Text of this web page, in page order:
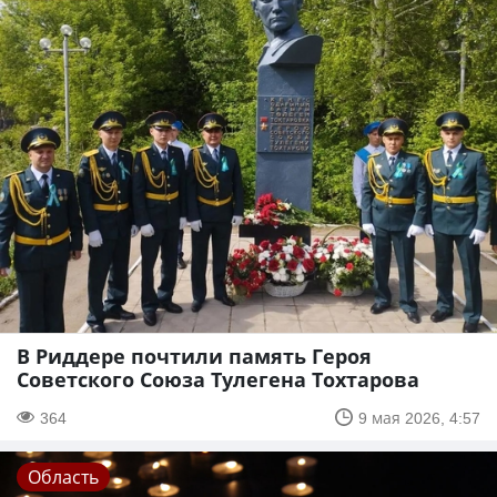
В Риддере почтили память Героя
Советского Союза Тулегена Тохтарова
364 9 мая 2026, 4:57
Область